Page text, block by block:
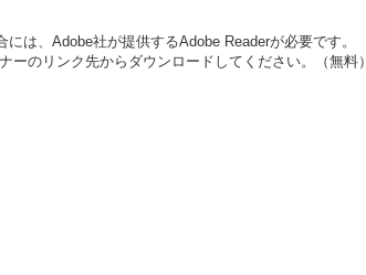
は、Adobe社が提供するAdobe Readerが必要です。
ーのリンク先からダウンロードしてください。（無料）